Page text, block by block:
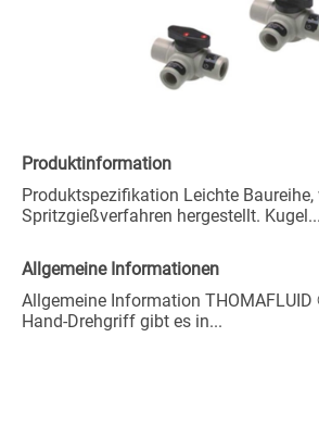
Produktinformation
Produktspezifikation Leichte Baureihe,
Spritzgießverfahren hergestellt. Kugel...
Allgemeine Informationen
Allgemeine Information
Hand-Drehgriff gibt es in...